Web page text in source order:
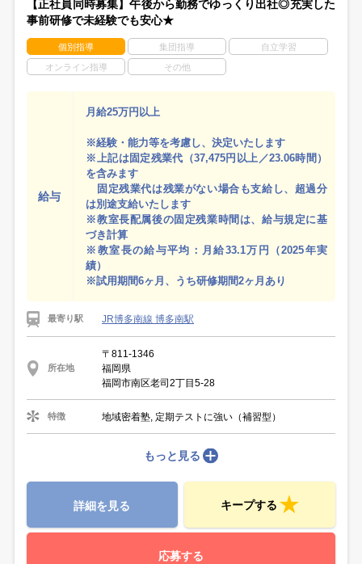
【正社員同時募集】午後から勤務でゆっくり出社◎充実した
事前研修で未経験でも安心★
個別指導 集団指導 自立学習
オンライン指導 その他
給与
月給25万円以上
※経験・能力等を考慮し、決定いたします
※上記は固定残業代（37,475円以上／23.06時間）
を含みます
固定残業代は残業がない場合も支給し、超過分
は別途支給いたします
※教室長配属後の固定残業時間は、給与規定に基
づき計算
※教室長の給与平均：月給33.1万円（2025年実
績）
※試用期間6ヶ月、うち研修期間2ヶ月あり
最寄り駅 JR博多南線 博多南駅
所在地
〒811-1346
福岡県
福岡市南区老司2丁目5-28
特徴 地域密着塾, 定期テストに強い（補習型）
もっと見る
詳細を見る キープする
応募する